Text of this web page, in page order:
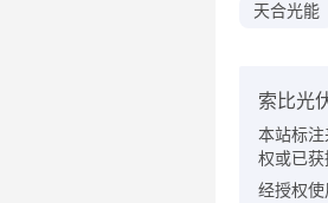
天合光能
索比光
本站标注
权或已获
经授权